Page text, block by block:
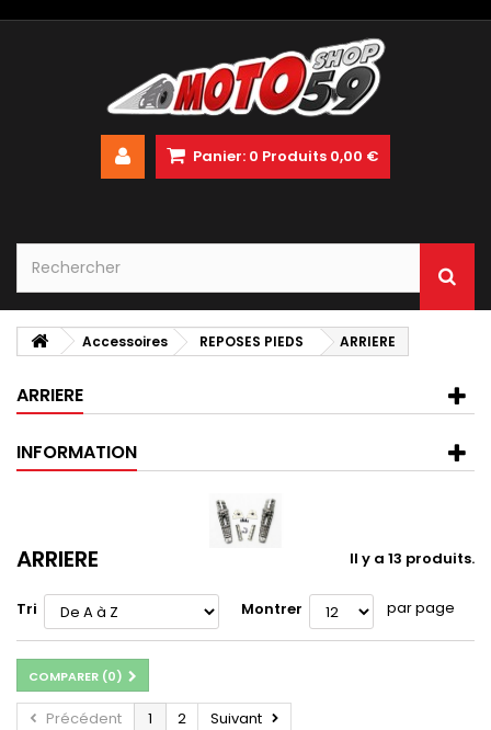
Panier: 0 Produits 0,00 €
Accessoires REPOSES PIEDS ARRIERE
ARRIERE
INFORMATION
ARRIERE Il y a 13 produits.
Tri Montrer par page
COMPARER (0)
Précédent 1 2 Suivant